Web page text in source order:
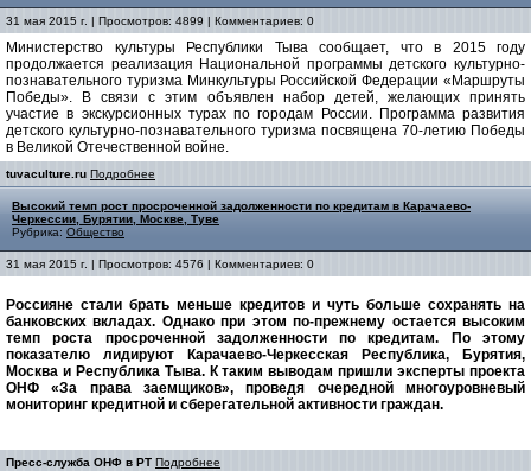
31 мая 2015 г. | Просмотров: 4899 | Комментариев: 0
Министерство культуры Республики Тыва сообщает, что в 2015 году
продолжается реализация Национальной программы детского культурно-
познавательного туризма Минкультуры Российской Федерации «Маршруты
Победы». В связи с этим объявлен набор детей, желающих принять
участие в экскурсионных турах по городам России. Программа развития
детского культурно-познавательного туризма посвящена 70-летию Победы
в Великой Отечественной войне.
tuvaculture.ru Подробнее
Высокий темп рост просроченной задолженности по кредитам в Карачаево-
Черкессии, Бурятии, Москве, Туве
Рубрика: Общество
31 мая 2015 г. | Просмотров: 4576 | Комментариев: 0
Россияне стали брать меньше кредитов и чуть больше сохранять на
банковских вкладах. Однако при этом по-прежнему остается высоким
темп роста просроченной задолженности по кредитам. По этому
показателю лидируют Карачаево-Черкесская Республика, Бурятия,
Москва и Республика Тыва. К таким выводам пришли эксперты проекта
ОНФ «За права заемщиков», проведя очередной многоуровневый
мониторинг кредитной и сберегательной активности граждан.
Пресс-служба ОНФ в РТ Подробнее